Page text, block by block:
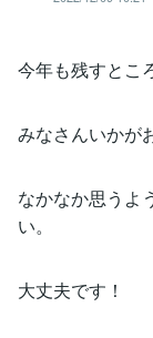
今年も残すとこ
みなさんいかが
なかなか思うよ
い。
大丈夫です！